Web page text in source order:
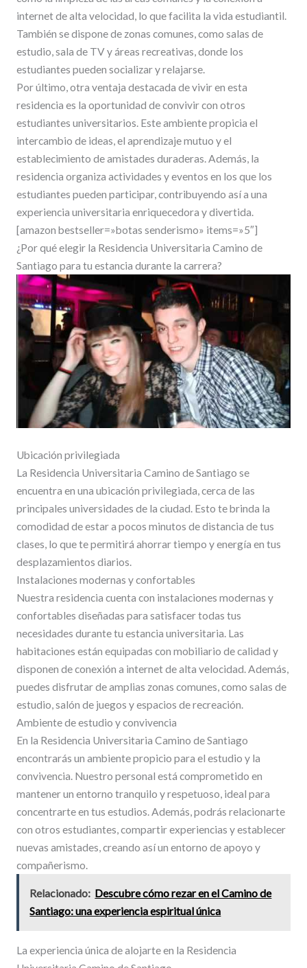
internet de alta velocidad, lo que facilita la vida estudiantil.
También se dispone de zonas comunes, como salas de
estudio, sala de TV y áreas recreativas, donde los
estudiantes pueden socializar y relajarse.
Por último, otra ventaja destacada de vivir en esta
residencia es la oportunidad de convivir con otros
estudiantes universitarios. Este ambiente propicia el
intercambio de ideas, el aprendizaje mutuo y el
establecimiento de amistades duraderas. Además, la
residencia organiza actividades y eventos en los que los
estudiantes pueden participar, contribuyendo así a una
experiencia universitaria enriquecedora y divertida.
[amazon bestseller=»botas senderismo» items=»5″]
¿Por qué elegir la Residencia Universitaria Camino de
Santiago para tu estancia durante la carrera?
Ubicación privilegiada
La Residencia Universitaria Camino de Santiago se
encuentra en una ubicación privilegiada, cerca de las
principales universidades de la ciudad. Esto te brinda la
comodidad de estar a pocos minutos de distancia de tus
clases, lo que te permitirá ahorrar tiempo y energía en tus
desplazamientos diarios.
Instalaciones modernas y confortables
Nuestra residencia cuenta con instalaciones modernas y
confortables diseñadas para satisfacer todas tus
necesidades durante tu estancia universitaria. Las
habitaciones están equipadas con mobiliario de calidad y
disponen de conexión a internet de alta velocidad. Además,
puedes disfrutar de amplias zonas comunes, como salas de
estudio, salón de juegos y espacios de recreación.
Ambiente de estudio y convivencia
En la Residencia Universitaria Camino de Santiago
encontrarás un ambiente propicio para el estudio y la
convivencia. Nuestro personal está comprometido en
mantener un entorno tranquilo y respetuoso, ideal para
concentrarte en tus estudios. Además, podrás relacionarte
con otros estudiantes, compartir experiencias y establecer
nuevas amistades, creando así un entorno de apoyo y
compañerismo.
Relacionado: Descubre cómo rezar en el Camino de
Santiago: una experiencia espiritual única
La experiencia única de alojarte en la Residencia